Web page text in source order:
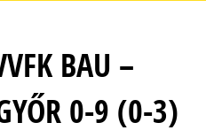
BAU –
0-9 (0-3)